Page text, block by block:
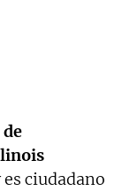
de
es ciudadano